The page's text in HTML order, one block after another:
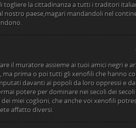
togliere la cittadinanza a tutti i traditori
nostro paese,magari mandandoli nel
il muratore assieme ai tuoi amici negri e
ma prima o poi tutti gli xenofili che hanno
davanti ai popoli da loro oppressi e
potere per dominare nei secoli dei
miei coglioni, che anche voi xenofili
affatto diversi.